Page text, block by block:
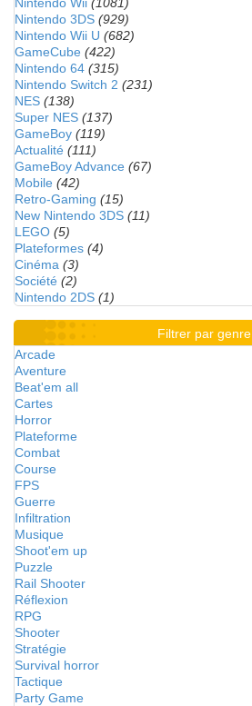
Nintendo 3DS (929)
Nintendo Wii U (682)
GameCube (422)
Nintendo 64 (315)
Nintendo Switch 2 (231)
NES (138)
Super NES (137)
GameBoy (119)
Actualité (111)
GameBoy Advance (67)
Mobile (42)
Retro-Gaming (15)
New Nintendo 3DS (11)
LEGO (5)
Plateformes (4)
Cinéma (3)
Société (2)
Nintendo 2DS (1)
Filtrer par genre
Arcade
Aventure
Beat'em all
Cartes
Horror
Plateforme
Combat
Course
FPS
Guerre
Infiltration
Musique
Shoot'em up
Puzzle
Rail Shooter
Réflexion
RPG
Shooter
Stratégie
Survival horror
Tactique
Party Game